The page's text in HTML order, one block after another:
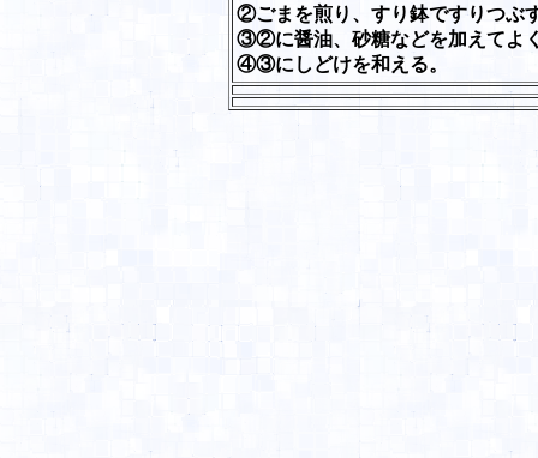
②ごまを煎り、すり鉢ですりつぶ
③②に醤油、砂糖などを加えてよ
④③にしどけを和える。